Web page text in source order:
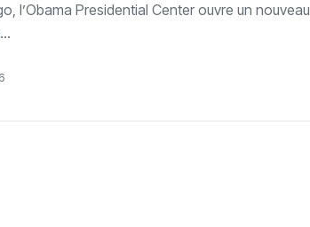
l’Obama Presidential Center ouvre un nouveau